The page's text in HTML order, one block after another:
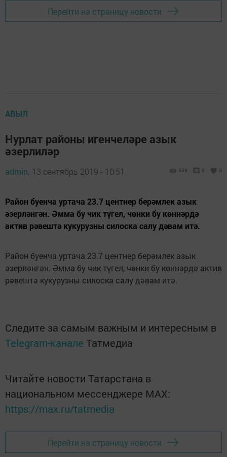
Перейти на страницу новости
АВЫЛ
Нурлат районы игенчеләре азык
әзерлиләр
admin, 13 сентябрь 2019 - 10:51 538 0 0
Район буенча уртача 23.7 центнер берәмлек азык
әзерләнгән. Әмма бу чик түгел, чөнки бу көннәрдә
актив рәвештә кукурузны силоска салу дәвам итә.
Район буенча уртача 23.7 центнер берәмлек азык
әзерләнгән. Әмма бу чик түгел, чөнки бу көннәрдә актив
рәвештә кукурузны силоска салу дәвам итә.
Следите за самым важным и интересным в
Telegram-канале Татмедиа
Читайте новости Татарстана в
национальном мессенджере MАХ:
https://max.ru/tatmedia
Перейти на страницу новости